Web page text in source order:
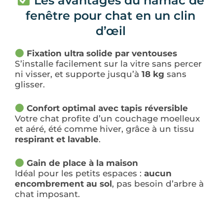
fenêtre pour chat en un clin
d’œil
Fixation ultra solide par ventouses
S’installe facilement sur la vitre sans percer
ni visser, et supporte jusqu’à 18 kg sans
glisser.
Confort optimal avec tapis réversible
Votre chat profite d’un couchage moelleux
et aéré, été comme hiver, grâce à un tissu
respirant et lavable.
Gain de place à la maison
Idéal pour les petits espaces : aucun
encombrement au sol, pas besoin d’arbre à
chat imposant.